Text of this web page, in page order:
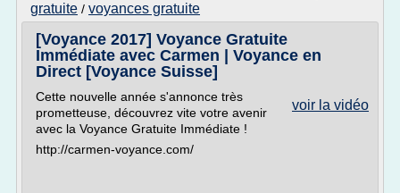
gratuite / voyances gratuite
[Voyance 2017] Voyance Gratuite
Immédiate avec Carmen | Voyance en
Direct [Voyance Suisse]
voir la vidéo
Cette nouvelle année s'annonce très
prometteuse, découvrez vite votre avenir
avec la Voyance Gratuite Immédiate !
http://carmen-voyance.com/